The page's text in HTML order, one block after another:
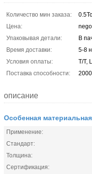
Количество мин заказа:
Цена:
Упаковывая детали:
В
Время доставки:
5-8
Условия оплаты:
T/T,
Поставка способности:
описание
Особенная
Применение:
Стандарт:
Толщина:
Сертификация: